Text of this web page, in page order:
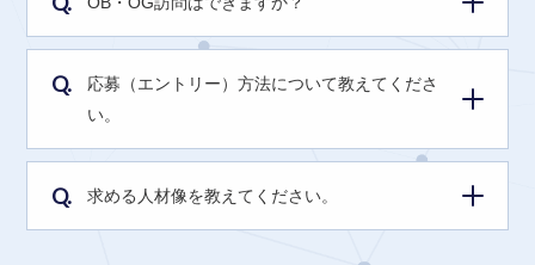
Q.
応募（エントリー）方法について教えてくださ
い。
Q. 求める人材像を教えてください。